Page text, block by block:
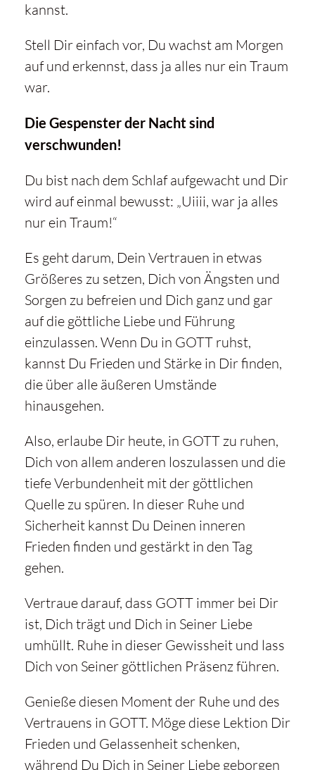
kannst.
Stell Dir einfach vor, Du wachst am Morgen
auf und erkennst, dass ja alles nur ein Traum
war.
Die Gespenster der Nacht sind
verschwunden!
Du bist nach dem Schlaf aufgewacht und Dir
wird auf einmal bewusst: „Uiiii, war ja alles
nur ein Traum!“
Es geht darum, Dein Vertrauen in etwas
Größeres zu setzen, Dich von Ängsten und
Sorgen zu befreien und Dich ganz und gar
auf die göttliche Liebe und Führung
einzulassen. Wenn Du in GOTT ruhst,
kannst Du Frieden und Stärke in Dir finden,
die über alle äußeren Umstände
hinausgehen.
Also, erlaube Dir heute, in GOTT zu ruhen,
Dich von allem anderen loszulassen und die
tiefe Verbundenheit mit der göttlichen
Quelle zu spüren. In dieser Ruhe und
Sicherheit kannst Du Deinen inneren
Frieden finden und gestärkt in den Tag
gehen.
Vertraue darauf, dass GOTT immer bei Dir
ist, Dich trägt und Dich in Seiner Liebe
umhüllt. Ruhe in dieser Gewissheit und lass
Dich von Seiner göttlichen Präsenz führen.
Genieße diesen Moment der Ruhe und des
Vertrauens in GOTT. Möge diese Lektion Dir
Frieden und Gelassenheit schenken,
während Du Dich in Seiner Liebe geborgen